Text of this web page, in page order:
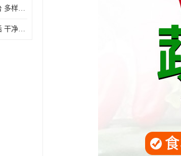
厚街珊美食材配送平台 多样化选择 提高膳食质量
深圳沙井食材配送电话 干净卫生 无需亲自管理